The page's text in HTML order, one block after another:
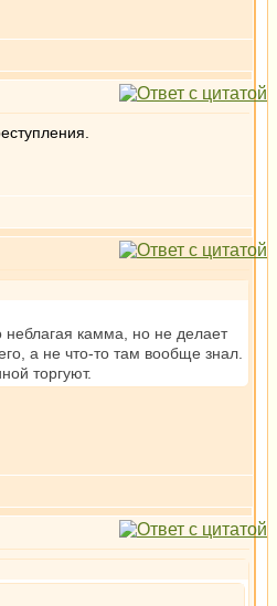
камма, но не делает
а не что-то там вообще знал.
торгуют.